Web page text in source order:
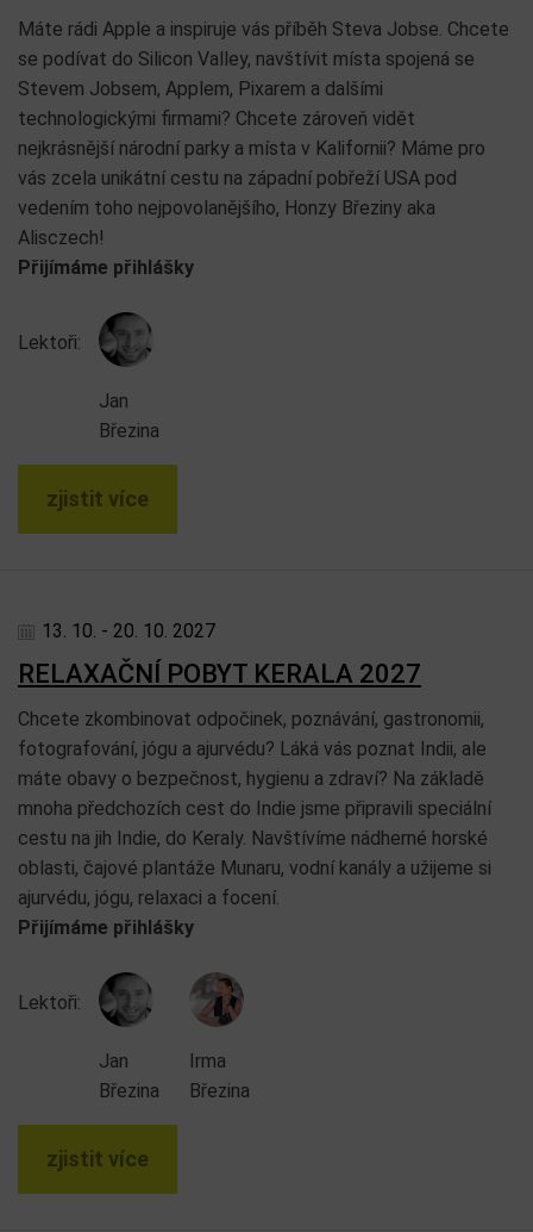
Máte rádi Apple a inspiruje vás příběh Steva Jobse. Chcete
se podívat do Silicon Valley, navštívit místa spojená se
Stevem Jobsem, Applem, Pixarem a dalšími
technologickými firmami? Chcete zároveň vidět
nejkrásnější národní parky a místa v Kalifornii? Máme pro
vás zcela unikátní cestu na západní pobřeží USA pod
vedením toho nejpovolanějšího, Honzy Březiny aka
Alisczech!
Přijímáme přihlášky
Lektoři:
Jan
Březina
zjistit více
13. 10. - 20. 10. 2027
RELAXAČNÍ POBYT KERALA 2027
Chcete zkombinovat odpočinek, poznávání, gastronomii,
fotografování, jógu a ajurvédu? Láká vás poznat Indii, ale
máte obavy o bezpečnost, hygienu a zdraví? Na základě
mnoha předchozích cest do Indie jsme připravili speciální
cestu na jih Indie, do Keraly. Navštívíme nádherné horské
oblasti, čajové plantáže Munaru, vodní kanály a užijeme si
ajurvédu, jógu, relaxaci a focení.
Přijímáme přihlášky
Lektoři:
Jan
Březina
Irma
Březina
zjistit více